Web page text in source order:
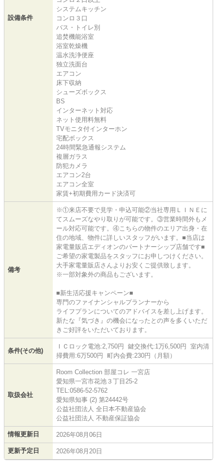
設備条件
システムキッチン
コンロ３口
バス・トイレ別
追焚機能浴室
浴室乾燥機
温水洗浄便座
独立洗面台
エアコン
床下収納
シューズボックス
BS
インターネット対応
ネット使用料無料
TVモニタ付インターホン
宅配ボックス
24時間緊急通報システム
複層ガラス
防犯カメラ
エアコン2台
エアコン全室
家賃+初期費用カード決済可
備考
※①来店不要で見学・申込可能②当社専用ＬＩＮＥに
てスムーズなやり取りが可能です。③営業時間外もメ
ール対応可能です。④こちらの物件のエリア出身・在
住の地域、物件に詳しいスタッフがいます。■当店は
家電量販店エディオンのパートナーシップ店舗です■
ご希望の家電製品をスタッフにお申しつけください。
大手家電量販店さんよりお安くご提供致します。
※一部対象外の商品もございます。
■新生活応援キャンペーン■
専門のファイナンシャルプランナーから
ライフプランについてのアドバイスを差し上げます。
新たな『気づき』の機会になったとの声を多くいただ
きご好評をいただいております。
条件(その他)
ＩＣロック電池:2,750円 鍵交換代:1万6,500円 室内清
掃費用:6万500円 町内会費:230円（月額）
取扱会社
Room Collection 部屋コレ 一宮店
愛知県一宮市花池３丁目25-2
TEL:0586-52-5762
愛知県知事 (2) 第24442号
公益社団法人 全日本不動産協会
公益社団法人 不動産保証協会
情報更新日 2026年08月06日
更新予定日 2026年08月20日